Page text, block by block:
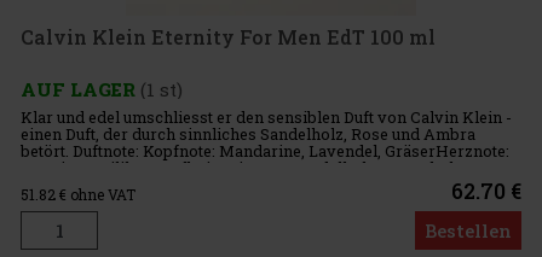
Calvin Klein Eternity For Men EdT 100 ml
AUF LAGER (1 st)
Klar und edel umschliesst er den sensiblen Duft von Calvin Klein -
einen Duft, der durch sinnliches Sandelholz, Rose und Ambra
betört. Duftnote: Kopfnote: Mandarine, Lavendel, GräserHerznote:
Jasmin, Basilikum, SalbeiBasisnote: Sandelholz, Rosenholz
51.82€ ohne VAT 62.70 €
Bestellen